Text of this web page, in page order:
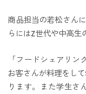
商品担当の若松さん
らにはZ世代や中高生
「フードシェアリ
お客さんが料理をし
ります。また学生さ